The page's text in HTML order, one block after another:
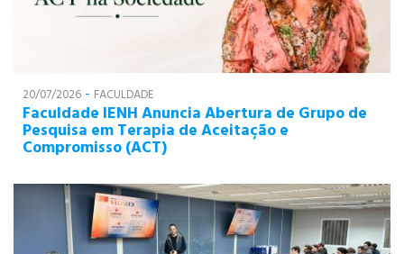
20/07/2026 - FACULDADE
Faculdade IENH Anuncia Abertura de Grupo de
Pesquisa em Terapia de Aceitação e
Compromisso (ACT)